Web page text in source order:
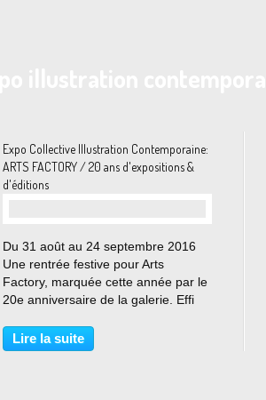
Expo Collective Illustration Contemporaine:
ARTS FACTORY / 20 ans d'expositions &
d'éditions
Du 31 août au 24 septembre 2016
Une rentrée festive pour Arts
Factory, marquée cette année par le
20e anniversaire de la galerie. Effi
ce projet dès 1996, ont concocté
pour l'occasion un cycle de trois
Lire la suite